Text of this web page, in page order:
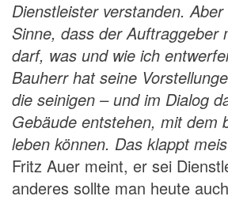
Dienstleister verstanden.
Sinne, dass der Auftraggeber
darf, was und wie ich
Bauherr hat seine
die seinigen – und im Dialog
Gebäude entstehen, mit dem
leben können. Das klappt
Fritz Auer meint, er sei
anderes sollte man heute